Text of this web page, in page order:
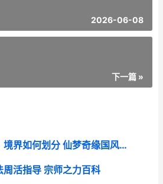
2026-06-08
下一篇 »
《仙梦奇缘三端》境界如何划分 仙梦奇缘国风仙侠
周活指导 宗师之力百科